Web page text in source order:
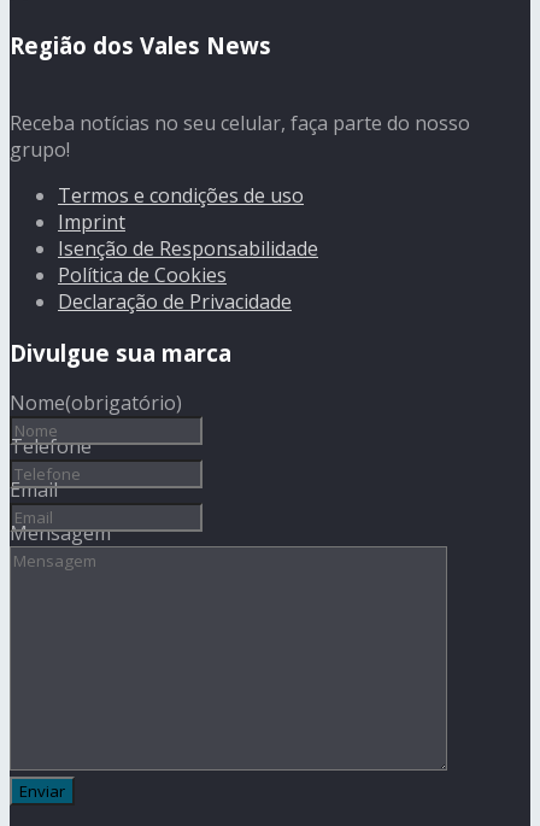
Região dos Vales News
Receba notícias no seu celular, faça parte do nosso
grupo!
Termos e condições de uso
Imprint
Isenção de Responsabilidade
Política de Cookies
Declaração de Privacidade
Divulgue sua marca
Nome(obrigatório)
Telefone
Email
Mensagem